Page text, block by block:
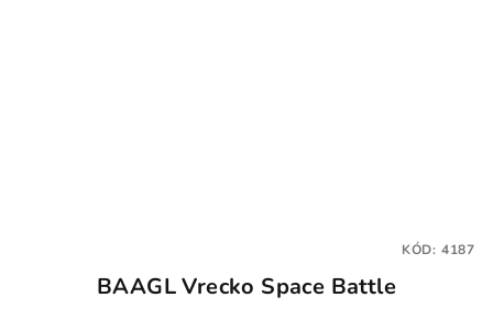
BAAGL Vrecko Space Battle
KÓD: 4187